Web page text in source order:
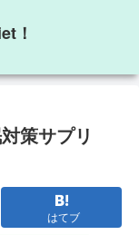
！
策サプリ
はてブ